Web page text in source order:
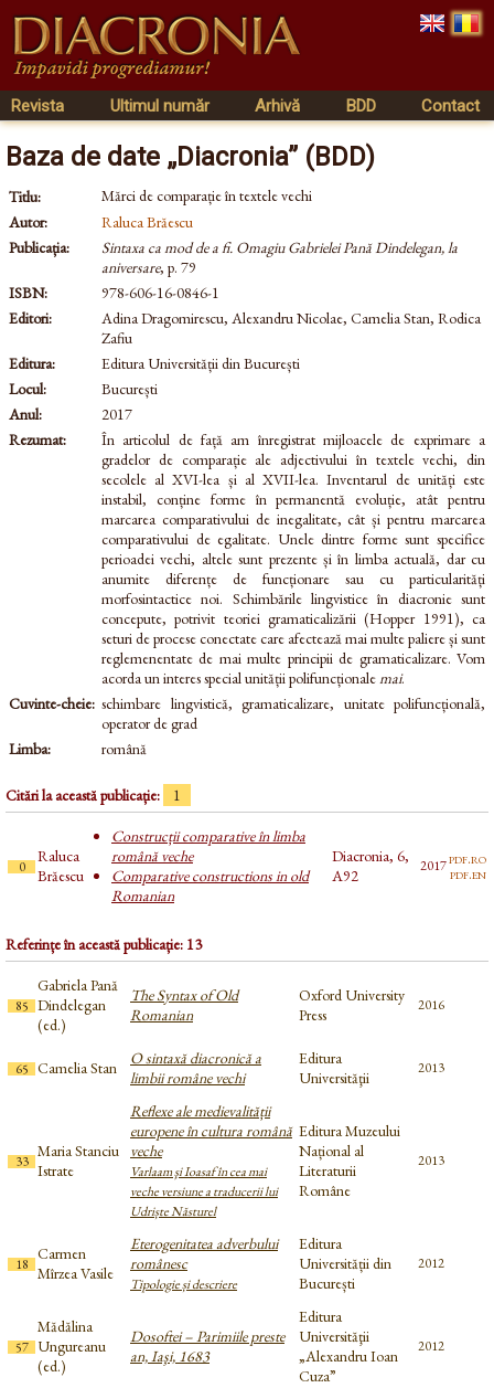
Revista Ultimul număr Arhivă BDD Contact
Baza de date „Diacronia” (BDD)
Titlu:
Mărci de comparație în textele vechi
Autor:
Raluca Brăescu
Publicația:
Sintaxa ca mod de a fi. Omagiu Gabrielei Pană Dindelegan, la
aniversare, p. 79
ISBN:
978-606-16-0846-1
Editori:
Adina Dragomirescu, Alexandru Nicolae, Camelia Stan, Rodica
Zafiu
Editura:
Editura Universității din București
Locul:
București
Anul:
2017
Rezumat:
În articolul de față am înregistrat mijloacele de exprimare a
gradelor de comparație ale adjectivului în textele vechi, din
secolele al XVI-lea și al XVII-lea. Inventarul de unități este
instabil, conține forme în permanentă evoluție, atât pentru
marcarea comparativului de inegalitate, cât și pentru marcarea
comparativului de egalitate. Unele dintre forme sunt specifice
perioadei vechi, altele sunt prezente și în limba actuală, dar cu
anumite diferențe de funcționare sau cu particularități
morfosintactice noi. Schimbările lingvistice în diacronie sunt
concepute, potrivit teoriei gramaticalizării (Hopper 1991), ca
seturi de procese conectate care afectează mai multe paliere și sunt
reglemenentate de mai multe principii de gramaticalizare. Vom
acorda un interes special unității polifuncționalemai.
Cuvinte-cheie: schimbare lingvistică, gramaticalizare, unitate polifuncțională,
operator de grad
Limba:
română
Citări la această publicație: 1
0
Raluca
Brăescu
Construcții comparative în limba
română veche
Comparative constructions in old
Romanian
Diacronia, 6,
A92
2017pdf.ro
pdf.en
Referințe în această publicație: 13
85
Gabriela Pană
Dindelegan
(ed.)
The Syntax of Old
Romanian
Oxford University
Press
2016
65 Camelia Stan
O sintaxă diacronică a
limbii române vechi
Editura
Universităţii
2013
33
Maria Stanciu
Istrate
Reflexe ale medievalității
europene în cultura română
veche
Varlaam şi Ioasaf în cea mai
veche versiune a traducerii lui
Udriște Năsturel
Editura Muzeului
Național al
Literaturii
Române
2013
18
Carmen
Mîrzea Vasile
Eterogenitatea adverbului
românesc
Tipologie și descriere
Editura
Universității din
București
2012
57
Mădălina
Ungureanu
(ed.)
Dosoftei – Parimiile preste
an, Iaşi, 1683
Editura
Universităţii
„Alexandru Ioan
Cuza”
2012